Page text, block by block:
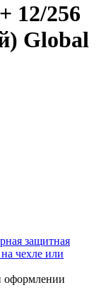
12/256
Global
защитная
чехле или
оформлении